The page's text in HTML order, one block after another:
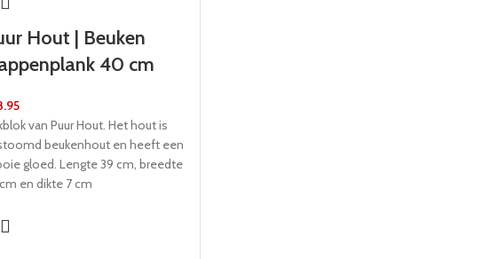
Hout | Beuken
40 cm
van Puur Hout. Het hout is
beukenhout en heeft een
gloed. Lengte 39 cm, breedte
en dikte 7 cm